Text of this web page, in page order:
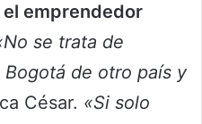
el emprendedor
se trata de
de otro país y
César. «Si solo